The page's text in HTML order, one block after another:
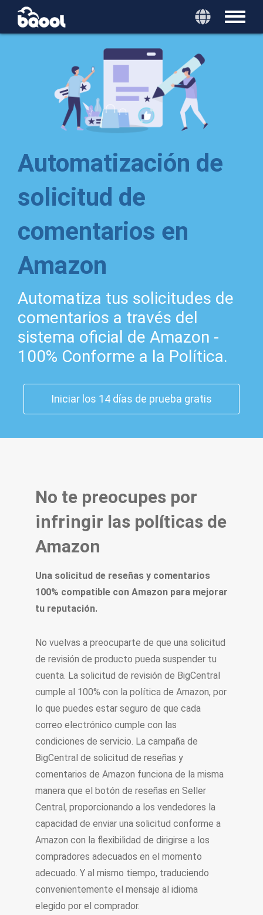
Automatización de
solicitud de
comentarios en
Amazon
Automatiza tus solicitudes de
comentarios a través del
sistema oficial de Amazon -
100% Conforme a la Política.
Iniciar los 14 días de prueba gratis
No te preocupes por
infringir las políticas de
Amazon
Una solicitud de reseñas y comentarios
100% compatible con Amazon para mejorar
tu reputación.
No vuelvas a preocuparte de que una solicitud
de revisión de producto pueda suspender tu
cuenta. La solicitud de revisión de BigCentral
cumple al 100% con la política de Amazon, por
lo que puedes estar seguro de que cada
correo electrónico cumple con las
condiciones de servicio. La campaña de
BigCentral de solicitud de reseñas y
comentarios de Amazon funciona de la misma
manera que el botón de reseñas en Seller
Central, proporcionando a los vendedores la
capacidad de enviar una solicitud conforme a
Amazon con la flexibilidad de dirigirse a los
compradores adecuados en el momento
adecuado. Y al mismo tiempo, traduciendo
convenientemente el mensaje al idioma
elegido por el comprador.